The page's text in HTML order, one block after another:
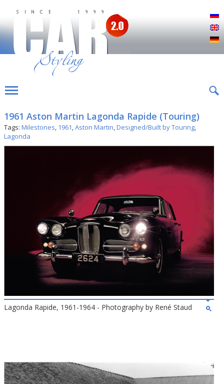
1961 Aston Martin Lagonda Rapide (Touring)
Tags: Milestones, 1961,Aston Martin,Designed/Built by Touring,
Lagonda
Lagonda Rapide, 1961-1964 - Photography by René Staud